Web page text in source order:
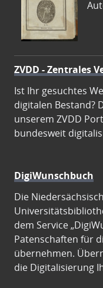
ZVDD - Zentrales
Ist Ihr gesuchtes
digitalen Bestand?
unserem ZVDD
bundesweit
DigiWunschbuch
Die
dem Service
Patenschaften für
übernehmen.
die Digitalisierung